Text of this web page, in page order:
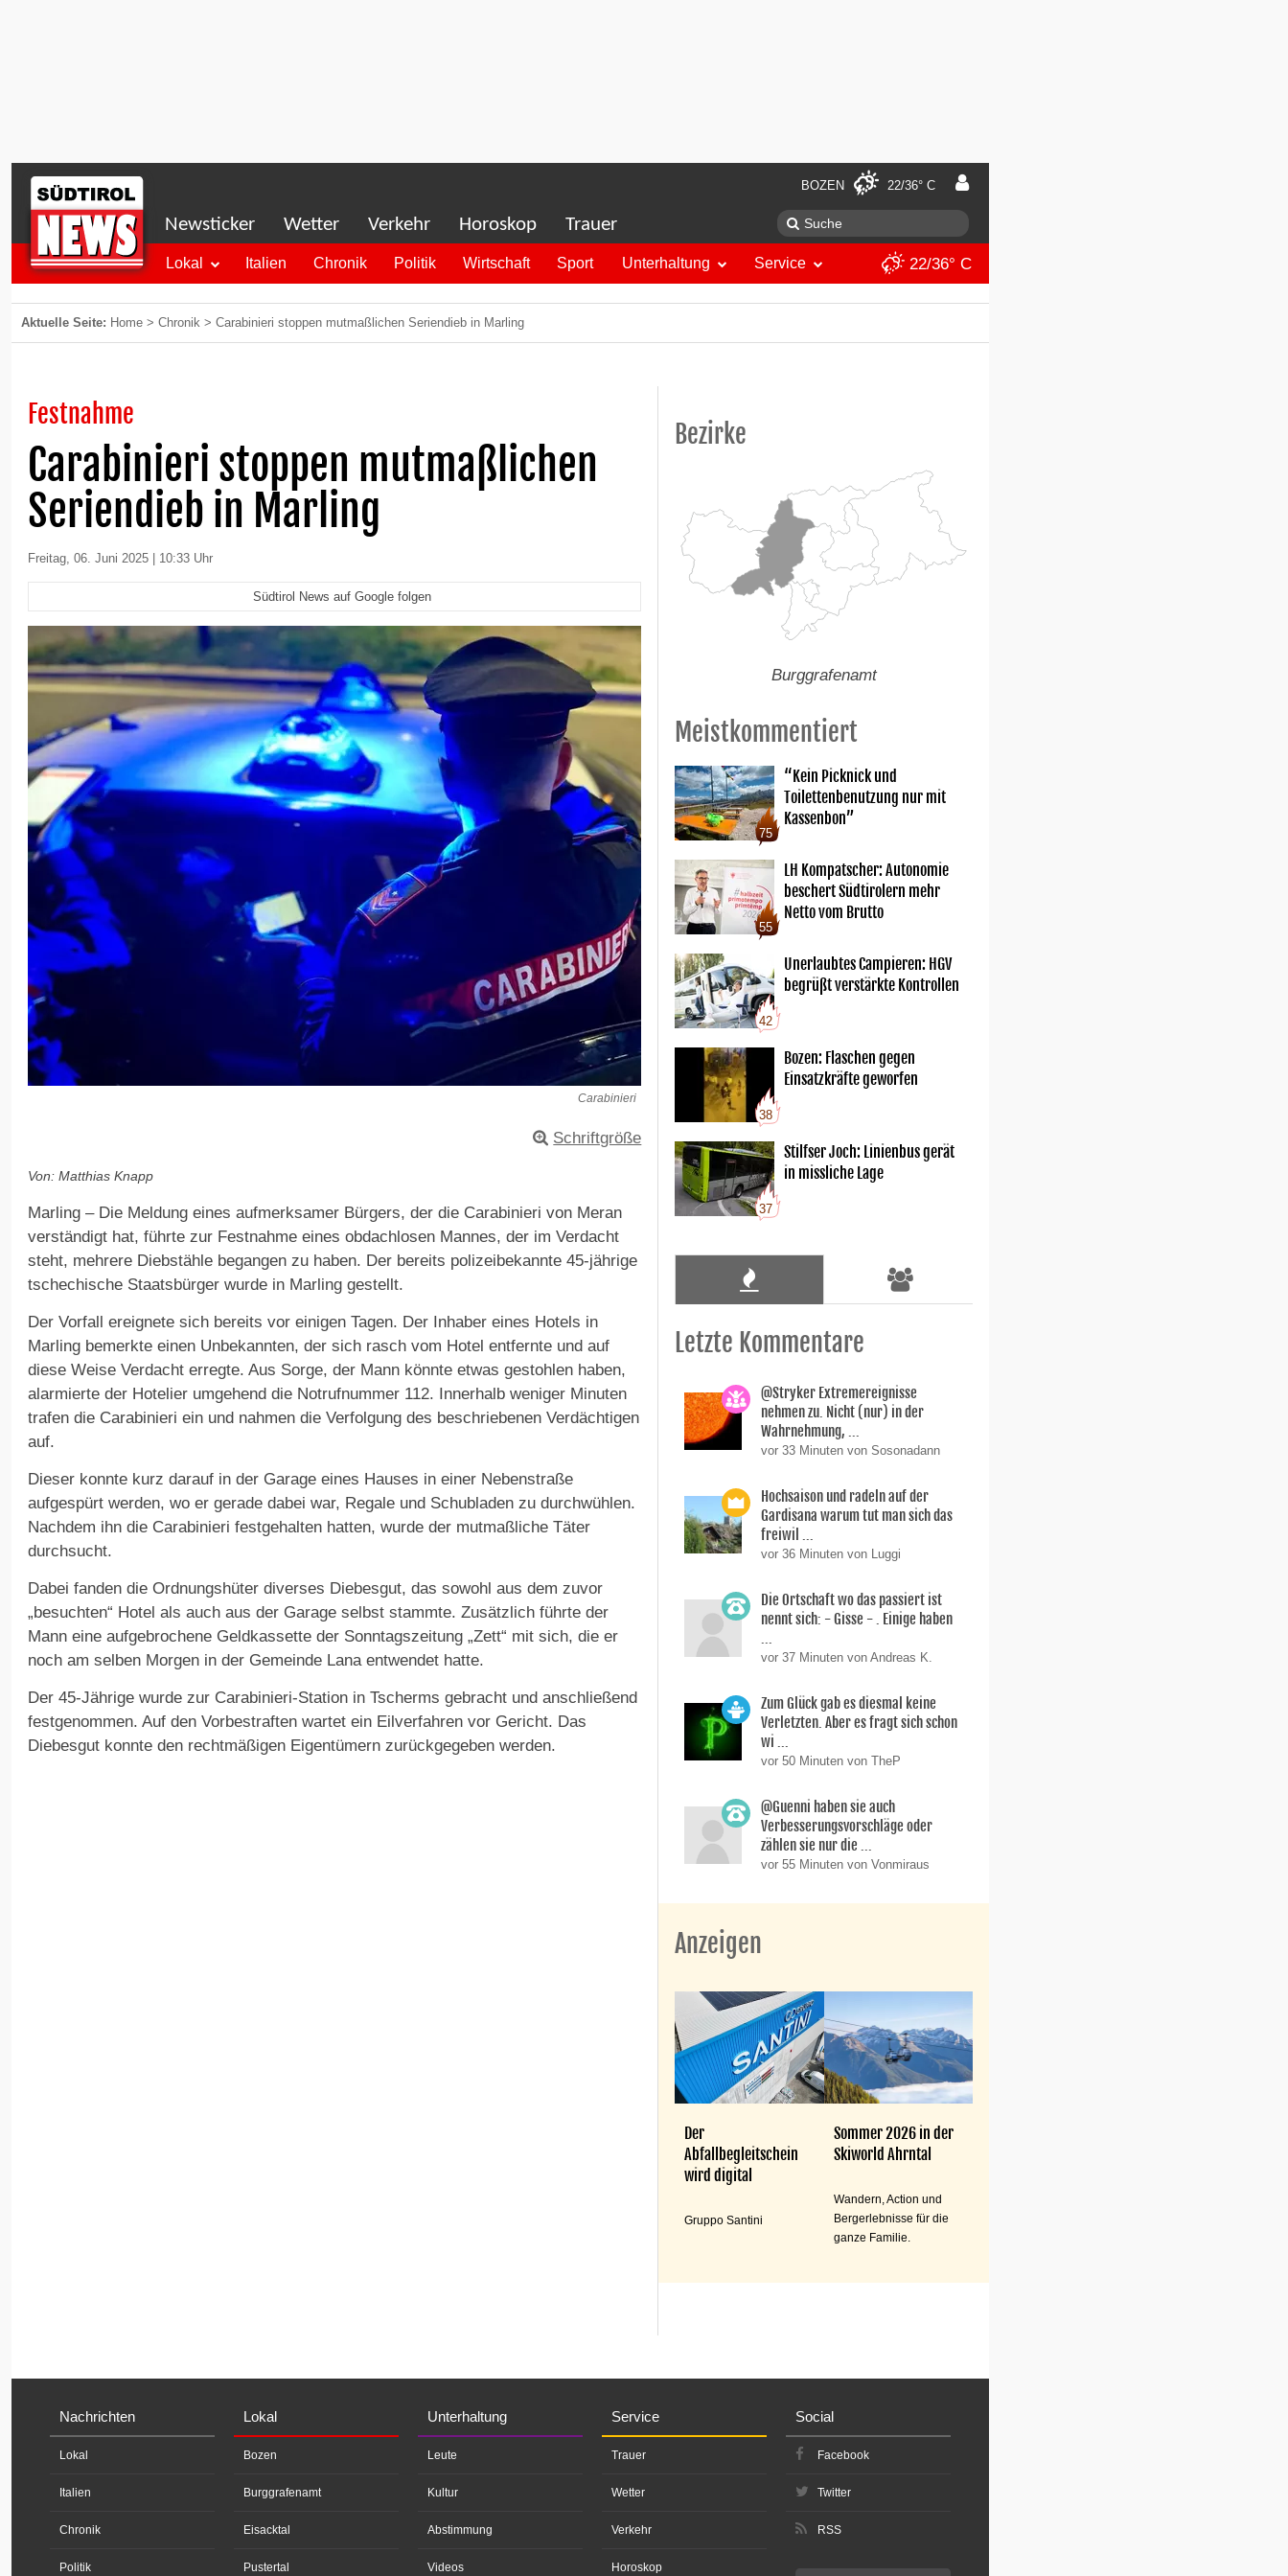
BOZEN 22/36° C
Newsticker Wetter Verkehr Horoskop Trauer
Lokal Italien Chronik Politik Wirtschaft Sport Unterhaltung Service 22/36° C
Aktuelle Seite: Home > Chronik > Carabinieri stoppen mutmaßlichen Seriendieb in Marling
Festnahme
Carabinieri stoppen mutmaßlichen
Seriendieb in Marling
Freitag, 06. Juni 2025 | 10:33 Uhr
Südtirol News auf Google folgen
Carabinieri
Schriftgröße
Von: Matthias Knapp
Marling – Die Meldung eines aufmerksamer Bürgers, der die Carabinieri von Meran
verständigt hat, führte zur Festnahme eines obdachlosen Mannes, der im Verdacht
steht, mehrere Diebstähle begangen zu haben. Der bereits polizeibekannte 45-jährige
tschechische Staatsbürger wurde in Marling gestellt.
Der Vorfall ereignete sich bereits vor einigen Tagen. Der Inhaber eines Hotels in
Marling bemerkte einen Unbekannten, der sich rasch vom Hotel entfernte und auf
diese Weise Verdacht erregte. Aus Sorge, der Mann könnte etwas gestohlen haben,
alarmierte der Hotelier umgehend die Notrufnummer 112. Innerhalb weniger Minuten
trafen die Carabinieri ein und nahmen die Verfolgung des beschriebenen Verdächtigen
auf.
Dieser konnte kurz darauf in der Garage eines Hauses in einer Nebenstraße
aufgespürt werden, wo er gerade dabei war, Regale und Schubladen zu durchwühlen.
Nachdem ihn die Carabinieri festgehalten hatten, wurde der mutmaßliche Täter
durchsucht.
Dabei fanden die Ordnungshüter diverses Diebesgut, das sowohl aus dem zuvor
„besuchten“ Hotel als auch aus der Garage selbst stammte. Zusätzlich führte der
Mann eine aufgebrochene Geldkassette der Sonntagszeitung „Zett“ mit sich, die er
noch am selben Morgen in der Gemeinde Lana entwendet hatte.
Der 45-Jährige wurde zur Carabinieri-Station in Tscherms gebracht und anschließend
festgenommen. Auf den Vorbestraften wartet ein Eilverfahren vor Gericht. Das
Diebesgut konnte den rechtmäßigen Eigentümern zurückgegeben werden.
Bezirke
Burggrafenamt
Meistkommentiert
75
“Kein Picknick und
Toilettenbenutzung nur mit
Kassenbon”
55
LH Kompatscher: Autonomie
beschert Südtirolern mehr
Netto vom Brutto
42
Unerlaubtes Campieren: HGV
begrüßt verstärkte Kontrollen
38
Bozen: Flaschen gegen
Einsatzkräfte geworfen
37
Stilfser Joch: Linienbus gerät
in missliche Lage
Letzte Kommentare
@Stryker Extremereignisse
nehmen zu. Nicht (nur) in der
Wahrnehmung, ...
vor 33 Minuten von Sosonadann
Hochsaison und radeln auf der
Gardisana warum tut man sich das
freiwil ...
vor 36 Minuten von Luggi
Die Ortschaft wo das passiert ist
nennt sich: - Gisse - . Einige haben
...
vor 37 Minuten von Andreas K.
Zum Glück gab es diesmal keine
Verletzten. Aber es fragt sich schon
wi ...
vor 50 Minuten von TheP
@Guenni haben sie auch
Verbesserungsvorschläge oder
zählen sie nur die ...
vor 55 Minuten von Vonmiraus
Anzeigen
Der
Abfallbegleitschein
wird digital
Gruppo Santini
Sommer 2026 in der
Skiworld Ahrntal
Wandern, Action und
Bergerlebnisse für die
ganze Familie.
Nachrichten
Lokal
Italien
Chronik
Politik
Lokal
Bozen
Burggrafenamt
Eisacktal
Pustertal
Unterhaltung
Leute
Kultur
Abstimmung
Videos
Service
Trauer
Wetter
Verkehr
Horoskop
Social
Facebook
Twitter
RSS